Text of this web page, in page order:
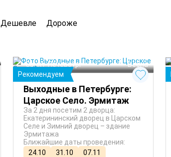
Дешевле Дороже
Санкт-Петербург
Рекомендуем
Весна
Выходные в Петербурге:
Царское Село. Эрмитаж
За 2 дня посетим 2 дворца:
Екатерининский дворец в Царском
Селе и Зимний дворец – здание
Эрмитажа
Ближайшие даты проведения:
24.10
31.10
07.11